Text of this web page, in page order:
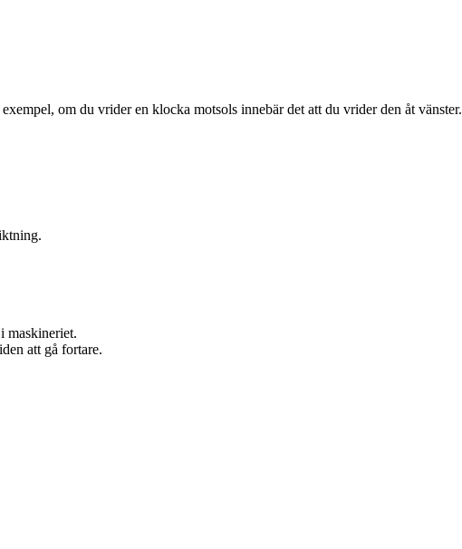
om du vrider en klocka motsols innebär det att du vrider den åt vänster.
maskineriet.
att gå fortare.